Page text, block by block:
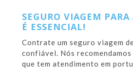
SEGURO VIAGEM
É ESSENCIAL!
Contrate um seguro viagem
confiável. Nós recomendamos
que tem atendimento em